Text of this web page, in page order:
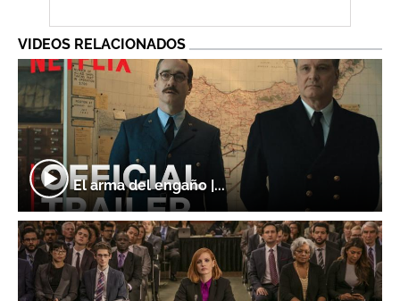
VIDEOS RELACIONADOS
El arma del engaño |...